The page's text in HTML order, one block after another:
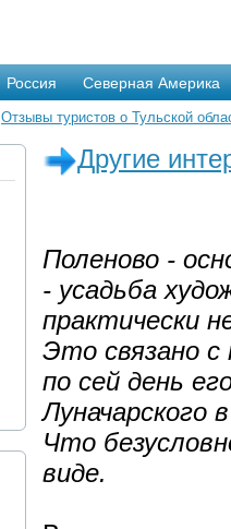
Россия Северная Америка
Отзывы туристов о Тульской
Другие
Поленово -
- усадьба
практически
Это связано
по сей день
Луначарского
Что
виде.